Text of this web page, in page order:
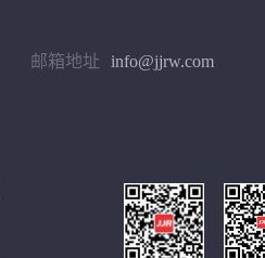
邮箱地址 info@jjrw.com